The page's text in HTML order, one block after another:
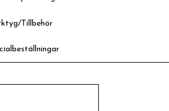
Tillbehör